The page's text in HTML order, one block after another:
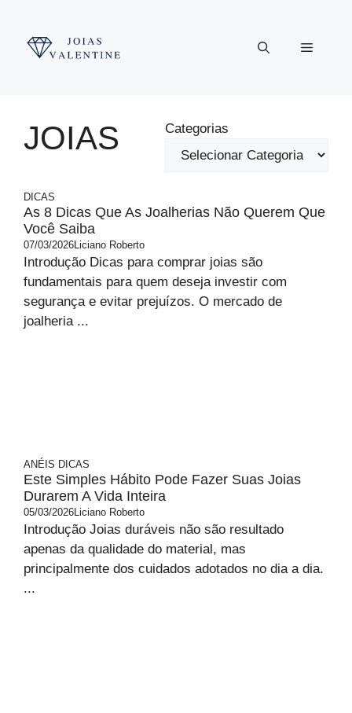
Menu
JOIAS Categorias
DICAS
As 8 Dicas Que As Joalherias Não Querem Que
Você Saiba
07/03/2026Liciano Roberto
Introdução Dicas para comprar joias são
fundamentais para quem deseja investir com
segurança e evitar prejuízos. O mercado de
joalheria ...
ANÉIS DICAS
Este Simples Hábito Pode Fazer Suas Joias
Durarem A Vida Inteira
05/03/2026Liciano Roberto
Introdução Joias duráveis não são resultado
apenas da qualidade do material, mas
principalmente dos cuidados adotados no dia a dia.
...